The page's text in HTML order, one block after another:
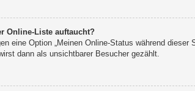
Online-Liste auftaucht?
eine Option „Meinen Online-Status während
dann als unsichtbarer Besucher gezählt.